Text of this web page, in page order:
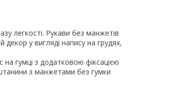
легкості. Рукави без манжетів
у вигляді напису на грудях,
гумці з додатковою фіксацією
з манжетами без гумки